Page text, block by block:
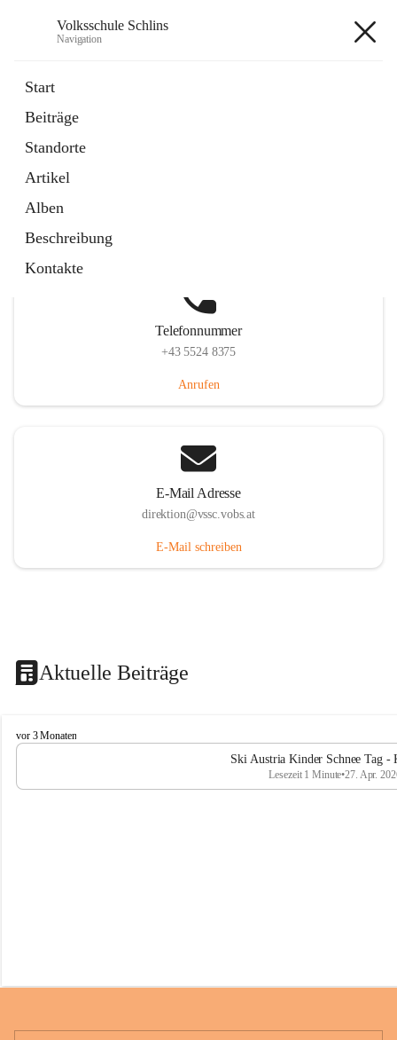
Volksschule Schlins
Navigation
Start
Beiträge
Standorte
Artikel
Alben
Beschreibung
Kontakte
Telefonnummer
+43 5524 8375
Anrufen
E-Mail Adresse
direktion@vssc.vobs.at
E-Mail schreiben
Aktuelle Beiträge
V
o
k
n
vor 3 Monaten
Ski Austria Kinder Schnee Tag -
Lesezeit 1 Minute•27. Apr.